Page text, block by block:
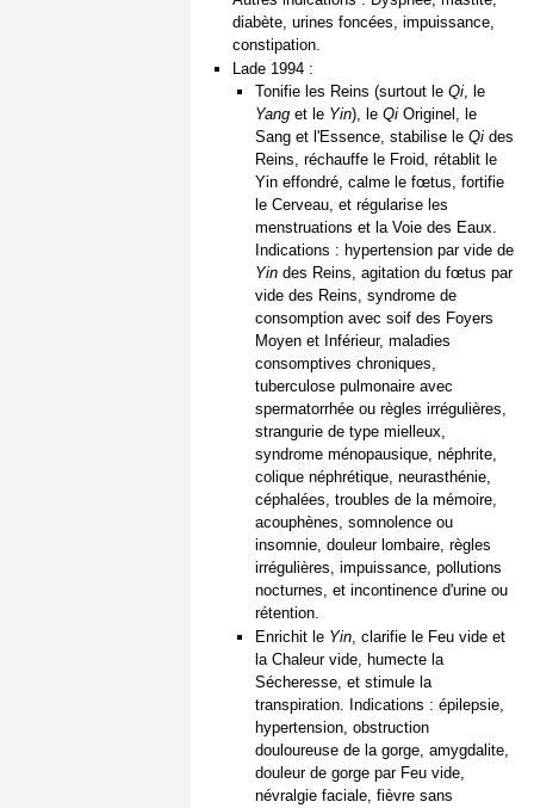
diabète, urines foncées, impuissance,
constipation.
Lade 1994 :
Tonifie les Reins (surtout leQi, le
Yang et le Yin), leQi Originel, le
Sang et l'Essence, stabilise leQi des
Reins, réchauffe le Froid, rétablit le
Yin effondré, calme le fœtus, fortifie
le Cerveau, et régularise les
menstruations et la Voie des Eaux.
Indications : hypertension par vide de
Yin des Reins, agitation du fœtus par
vide des Reins, syndrome de
consomption avec soif des Foyers
Moyen et Inférieur, maladies
consomptives chroniques,
tuberculose pulmonaire avec
spermatorrhée ou règles irrégulières,
strangurie de type mielleux,
syndrome ménopausique, néphrite,
colique néphrétique, neurasthénie,
céphalées, troubles de la mémoire,
acouphènes, somnolence ou
insomnie, douleur lombaire, règles
irrégulières, impuissance, pollutions
nocturnes, et incontinence d'urine ou
rétention.
Enrichit le Yin, clarifie le Feu vide et
la Chaleur vide, humecte la
Sécheresse, et stimule la
transpiration. Indications : épilepsie,
hypertension, obstruction
douloureuse de la gorge, amygdalite,
douleur de gorge par Feu vide,
névralgie faciale, fièvre sans